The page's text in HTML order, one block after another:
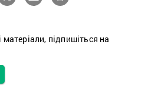
підпишіться на